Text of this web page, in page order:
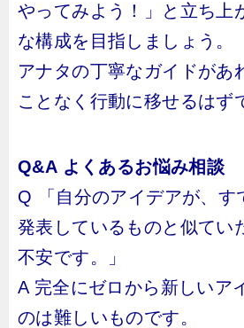
やってみよう！」と立ち上
な構成を目指しましょう。
アナタの丁寧なガイドがあ
ことなく行動に移せるはず
Q&A よくあるお悩み相談
Q 「自分のアイデアが、す
発表しているものと似てい
不安です。」
A 完全にゼロから新しいア
のは難しいものです。